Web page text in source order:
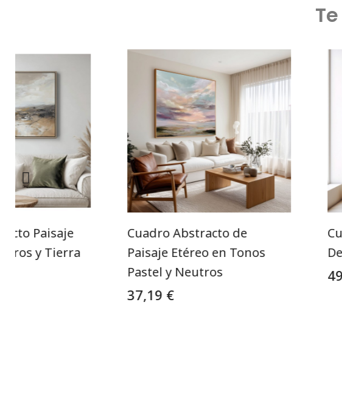
Paisaje
y Tierra
Cuadro Abstracto de
Paisaje Etéreo en Tonos
Pastel y Neutros
37,19 €